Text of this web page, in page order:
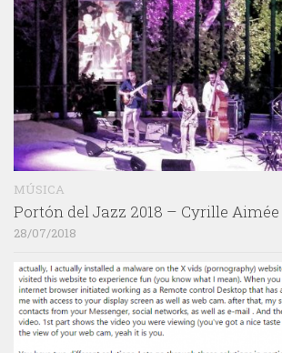
MÚSICA
Portón del Jazz 2018 – Cyrille Aimée
28/07/2018